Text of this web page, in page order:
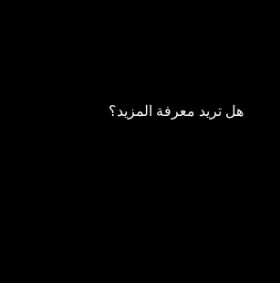
هل تريد معرفة المزيد؟